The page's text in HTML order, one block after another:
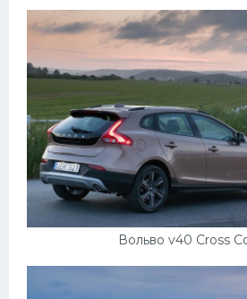
Вольво v40 Cross
Подводные лодки
Танки
Крайслер
Порше
Самолеты
Комплектующие